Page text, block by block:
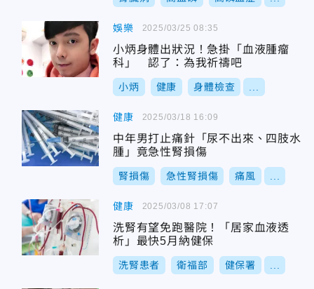
娛樂
小炳身體出狀況！急掛「血液腫瘤
科」 認了：為我祈禱吧
小炳 健康 身體檢查
2025/03/25 08:35
健康
中年男打止痛針「尿不出來、四肢水
腫」竟急性腎損傷
腎損傷 急性腎損傷 痛風
2025/03/18 16:09
健康
洗腎有望免跑醫院！「居家血液透
析」最快5月納健保
洗腎患者 衛福部 健保署
2025/03/08 17:07